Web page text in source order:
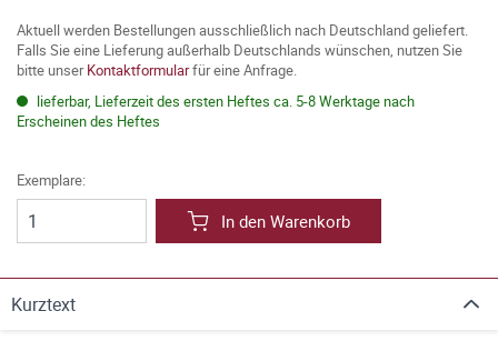
Aktuell werden Bestellungen ausschließlich nach Deutschland geliefert.
Falls Sie eine Lieferung außerhalb Deutschlands wünschen, nutzen Sie
bitte unserKontaktformularfür eine Anfrage.
lieferbar, Lieferzeit des ersten Heftes ca. 5-8 Werktage nach
Erscheinen des Heftes
Exemplare:
In den Warenkorb
Kurztext